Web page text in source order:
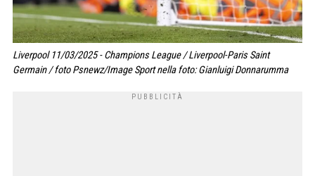
Liverpool 11/03/2025 - Champions League / Liverpool-Paris Saint
Germain / foto Psnewz/Image Sport nella foto: Gianluigi Donnarumma